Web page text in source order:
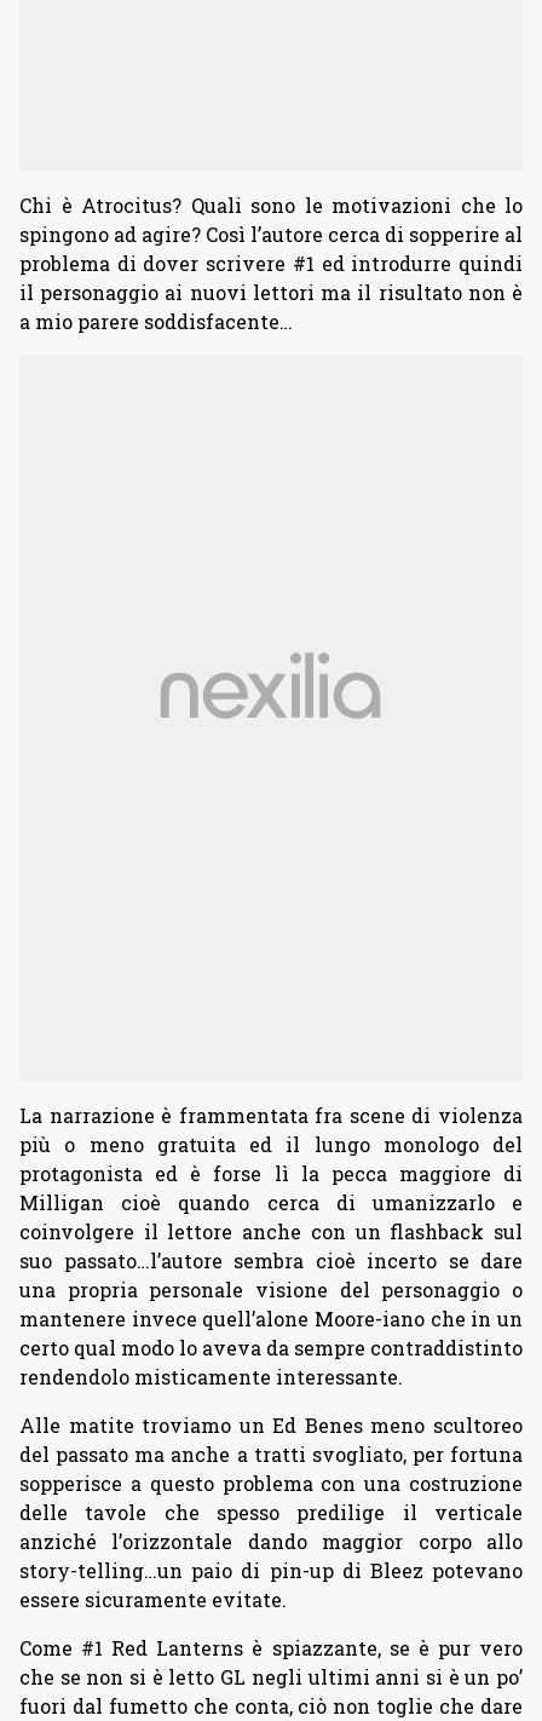
Chi è Atrocitus? Quali sono le motivazioni che lo
spingono ad agire? Così l’autore cerca di sopperire al
problema di dover scrivere #1 ed introdurre quindi
il personaggio ai nuovi lettori ma il risultato non è
a mio parere soddisfacente…
La narrazione è frammentata fra scene di violenza
più o meno gratuita ed il lungo monologo del
protagonista ed è forse lì la pecca maggiore di
Milligan cioè quando cerca di umanizzarlo e
coinvolgere il lettore anche con un flashback sul
suo passato…l’autore sembra cioè incerto se dare
una propria personale visione del personaggio o
mantenere invece quell’alone Moore-iano che in un
certo qual modo lo aveva da sempre contraddistinto
rendendolo misticamente interessante.
Alle matite troviamo un Ed Benes meno scultoreo
del passato ma anche a tratti svogliato, per fortuna
sopperisce a questo problema con una costruzione
delle tavole che spesso predilige il verticale
anziché l’orizzontale dando maggior corpo allo
story-telling…un paio di pin-up di Bleez potevano
essere sicuramente evitate.
Come #1 Red Lanterns è spiazzante, se è pur vero
che se non si è letto GL negli ultimi anni si è un po’
fuori dal fumetto che conta, ciò non toglie che dare